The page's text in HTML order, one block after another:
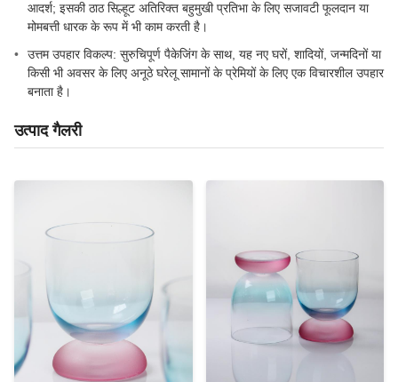
आदर्श; इसकी ठाठ सिल्हूट अतिरिक्त बहुमुखी प्रतिभा के लिए सजावटी फूलदान या
मोमबत्ती धारक के रूप में भी काम करती है।
उत्तम उपहार विकल्प: सुरुचिपूर्ण पैकेजिंग के साथ, यह नए घरों, शादियों, जन्मदिनों या
किसी भी अवसर के लिए अनूठे घरेलू सामानों के प्रेमियों के लिए एक विचारशील उपहार
बनाता है।
उत्पाद गैलरी